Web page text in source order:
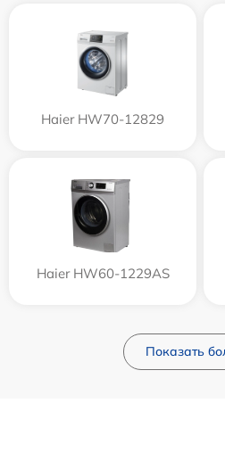
Haier HW70-12829
Haier HW60-1229AS
Показать